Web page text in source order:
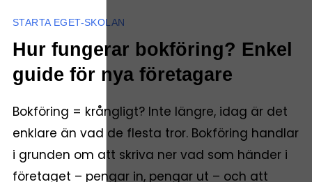
STARTA EGET-SKOLAN
Hur fungerar bokföring? Enkel
guide för nya företagare
Bokföring = krångligt? Inte längre, idag är det
enklare än vad de flesta tror. Bokföring handlar
i grunden om att skriva ner vad som händer i
företaget – pengar in, pengar ut – och att